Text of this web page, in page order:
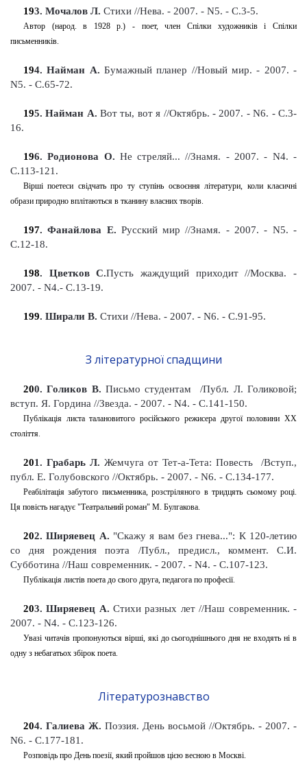
193. Мочалов Л. Стихи //Нева. - 2007. - N5. - С.3-5.
Автор (народ. в 1928 р.) - поет, член Спілки художників і Спілки
письменників.
194. Найман А. Бумажный планер //Новый мир. - 2007. -
N5. - С.65-72.
195. Найман А. Вот ты, вот я //Октябрь. - 2007. - N6. - С.3-
16.
196. Родионова О. Не стреляй... //Знамя. - 2007. - N4. -
С.113-121 .
Вірші поетеси свідчать про ту ступінь освоєння літератури, коли класичні
образи природно вплітаються в тканину власних творів.
197. Фанайлова Е. Русский мир //Знамя. - 2007. - N5. -
С.12-18.
198. Цветков С.Пусть жаждущий приходит //Москва.
-
2007. - N4.- С.13-19.
199. Ширали В. Стихи //Нева. - 2007. - N6. - С.91-95.
З літературної спадщини
200. Голиков В. Письмо студентам
/Публ. Л. Голиковой;
вступ. Я. Гордина //Звезда. - 2007. - N4. - С.141-150.
Публікація листа талановитого російського режисера другої половини XX
століття.
201. Грабарь Л. Жемчуга от Тет-а-Тета: Повесть
/Вступ.,
публ. Е. Голубовского //Октябрь. - 2007. - N6. - С.134-177.
Реабілітація забутого письменника, розстріляного в тридцять сьомому році.
Ця повість нагадує "Театральний роман" М. Булгакова.
202. Ширяевец А. "Скажу я вам без гнева...": К 120-летию
со дня рождения поэта /Публ., предисл., коммент. С.И.
Субботина //Наш современник. - 2007. - N4. - С.107-123.
Публікація листів поета до свого друга, педагога по професії.
203. Ширяевец А. Стихи разных лет //Наш современник. -
2007. - N4. - С.123-126.
Увазі читачів пропонуються вірші, які до сьогоднішнього дня не входять ні в
одну з небагатьох збірок поета.
Літературознавство
204. Галиева Ж. Поэзия. День восьмой //Октябрь. - 2007. -
N6. - С.177-181 .
Розповідь про День поезії, який пройшов цією весною в Москві.